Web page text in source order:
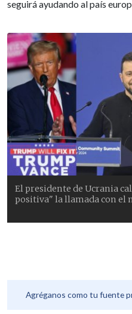
seguirá ayudando al país
El presidente de Ucrania
positiva" la llamada con el
Agréganos como tu fuente